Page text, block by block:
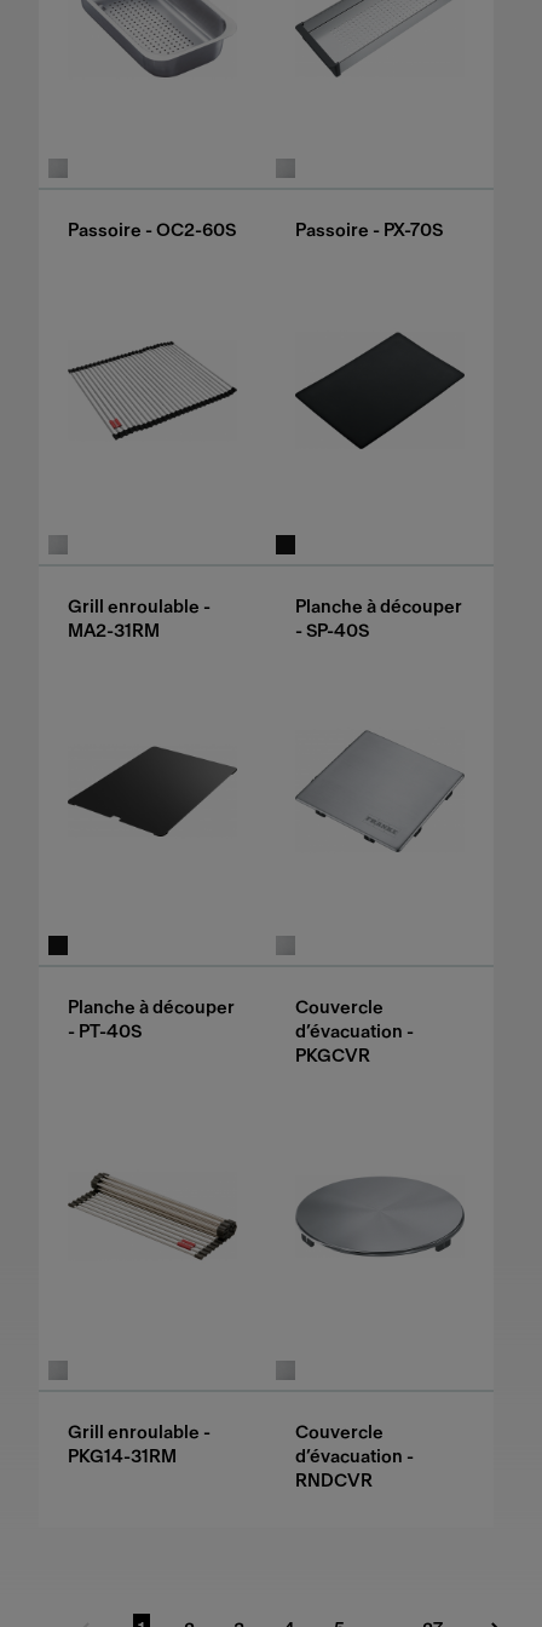
Passoire - OC2-60S Passoire - PX-70S
Grill enroulable -
MA2-31RM
Planche à découper
- SP-40S
Planche à découper
- PT-40S
Couvercle
d’évacuation -
PKGCVR
Grill enroulable -
PKG14-31RM
Couvercle
d’évacuation -
RNDCVR